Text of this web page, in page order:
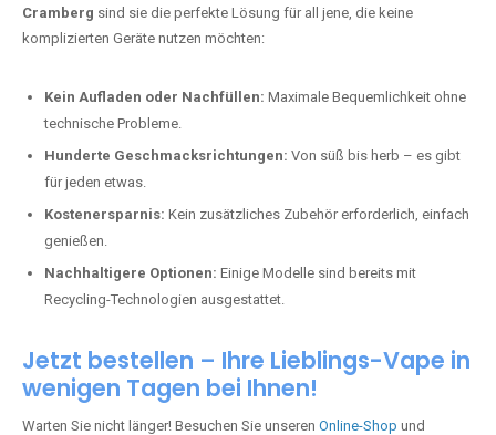
Cramberg sind sie die perfekte Lösung für all jene, die keine
komplizierten Geräte nutzen möchten:
Kein Aufladen oder Nachfüllen: Maximale Bequemlichkeit ohne
technische Probleme.
Hunderte Geschmacksrichtungen: Von süß bis herb – es gibt
für jeden etwas.
Kostenersparnis: Kein zusätzliches Zubehör erforderlich, einfach
genießen.
Nachhaltigere Optionen: Einige Modelle sind bereits mit
Recycling-Technologien ausgestattet.
Jetzt bestellen – Ihre Lieblings-Vape in
wenigen Tagen bei Ihnen!
Warten Sie nicht länger! Besuchen Sie unseren Online-Shop und